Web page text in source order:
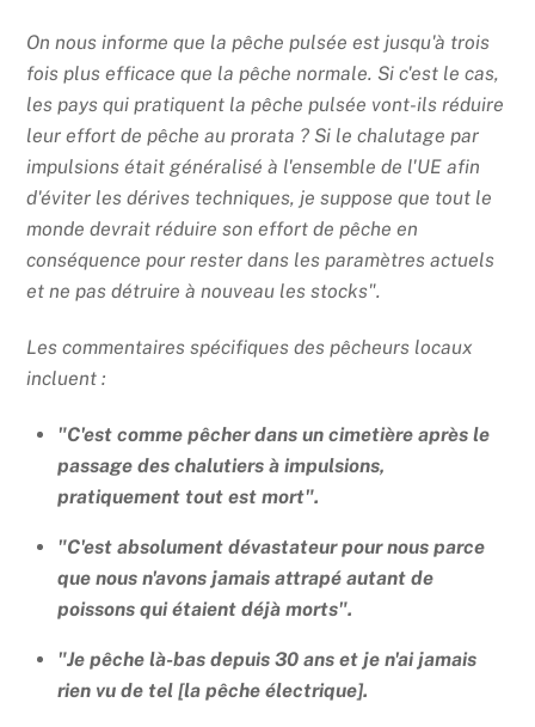
On nous informe que la pêche pulsée est jusqu'à trois
fois plus efficace que la pêche normale. Si c'est le cas,
les pays qui pratiquent la pêche pulsée vont-ils réduire
leur effort de pêche au prorata ? Si le chalutage par
impulsions était généralisé à l'ensemble de l'UE afin
d'éviter les dérives techniques, je suppose que tout le
monde devrait réduire son effort de pêche en
conséquence pour rester dans les paramètres actuels
et ne pas détruire à nouveau les stocks".
Les commentaires spécifiques des pêcheurs locaux
incluent :
"C'est comme pêcher dans un cimetière après le
passage des chalutiers à impulsions,
pratiquement tout est mort".
"C'est absolument dévastateur pour nous parce
que nous n'avons jamais attrapé autant de
poissons qui étaient déjà morts".
"Je pêche là-bas depuis 30 ans et je n'ai jamais
rien vu de tel [la pêche électrique].